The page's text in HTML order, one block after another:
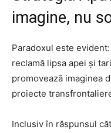
imagine, nu
Paradoxul este
reclamă lipsa apei și
promovează imaginea
proiecte
Inclusiv în răspunsul